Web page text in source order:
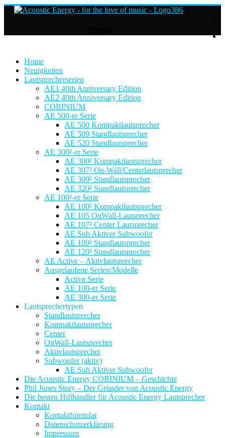
Home
Neuigkeiten
Lautsprecherserien
AE1 40th Anniversary Edition
AE2 40th Anniversary Edition
CORINIUM
AE 500-er Serie
AE 500 Kompaktlautsprecher
AE 509 Standlautsprecher
AE 520 Standlautsprecher
AE 300²-er Serie
AE 300² Kompaktlautsprecher
AE 307² On-Wall/Centerlautsprecher
AE 309² Standlautsprecher
AE 320² Standlautsprecher
AE 100²-er Serie
AE 100² Kompaktlautsprecher
AE 105 OnWall-Lautsprecher
AE 107² Center Lautsprecher
AE Sub Aktiver Subwoofer
AE 109² Standlautsprecher
AE 120² Standlautsprecher
AE Active – Aktivlautsprecher
Ausgelaufene Serien/Modelle
Active Serie
AE 100-er Serie
AE 300-er Serie
Lautsprechertypen
Standlautsprecher
Kompaktlautsprecher
Center
OnWall-Lautsprecher
Aktivlautsprecher
Subwoofer (aktiv)
AE Sub Aktiver Subwoofer
Die Acoustic Energy CORINIUM – Geschichte
Phil Jones Story – Der Gründer von Acoustic Energy
Die besten Hifihändler für Acoustic Energy Lautsprecher
Kontakt
Kontaktformular
Datenschutzerklärung
Impressum
Lautsprecher